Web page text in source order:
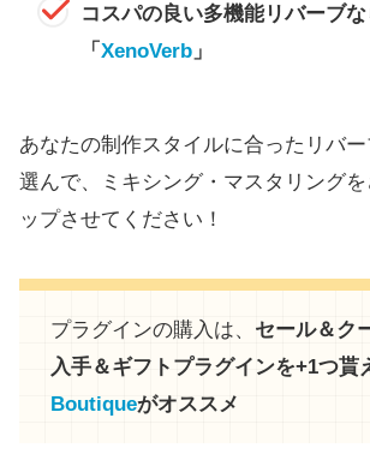
コスパの良い多機能リバーブな
「 XenoVerb 」
あなたの制作スタイルに合ったリバ
選んで、ミキシング・マスタリング
ップさせてください！
プラグインの購入は、 セール＆ク
入手＆ギフトプラグインを+1つ貰
Boutiqueがオススメ